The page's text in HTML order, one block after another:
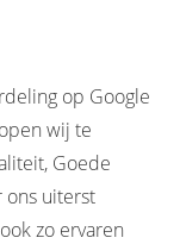
op Google
wij te
Goede
ons uiterst
zo ervaren